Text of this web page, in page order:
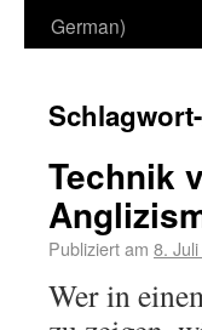
German)
Technik
Publiziert am 8.
Wer in